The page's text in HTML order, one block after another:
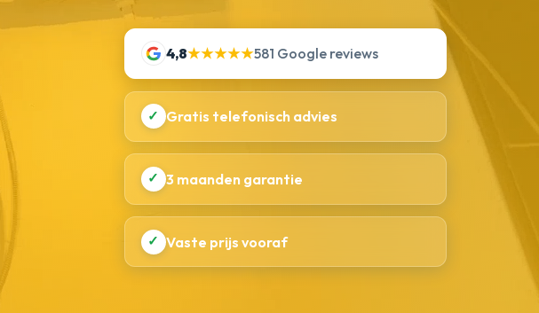
4,8★★★★★581 Google reviews
✓ Gratis telefonisch advies
✓ 3 maanden garantie
✓ Vaste prijs vooraf